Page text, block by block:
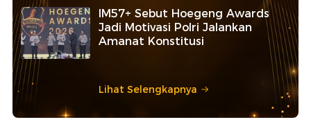
IM57+ Sebut Hoegeng Awards
Jadi Motivasi Polri Jalankan
Amanat Konstitusi
Lihat Selengkapnya